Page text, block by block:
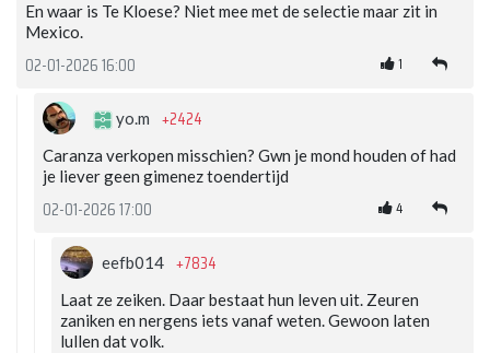
En waar is Te Kloese? Niet mee met de selectie maar zit in
Mexico.
02-01-2026 16:00 1
yo.m +2424
Caranza verkopen misschien? Gwn je mond houden of had
je liever geen gimenez toendertijd
02-01-2026 17:00 4
eefb014 +7834
Laat ze zeiken. Daar bestaat hun leven uit. Zeuren
zaniken en nergens iets vanaf weten. Gewoon laten
lullen dat volk.